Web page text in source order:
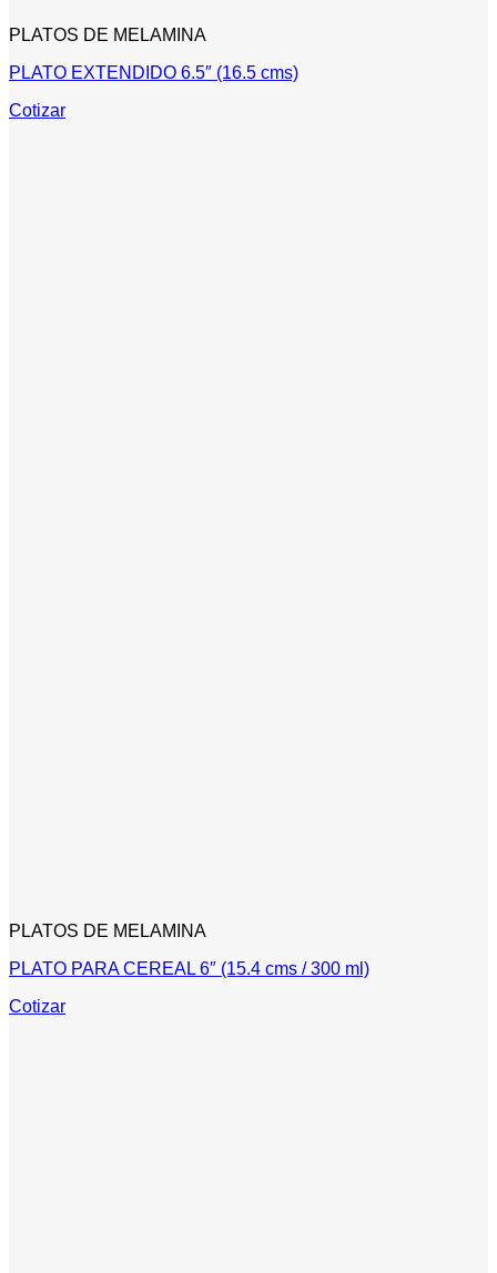
PLATOS DE MELAMINA
PLATO EXTENDIDO 6.5″ (16.5 cms)
Cotizar
PLATOS DE MELAMINA
PLATO PARA CEREAL 6″ (15.4 cms / 300 ml)
Cotizar